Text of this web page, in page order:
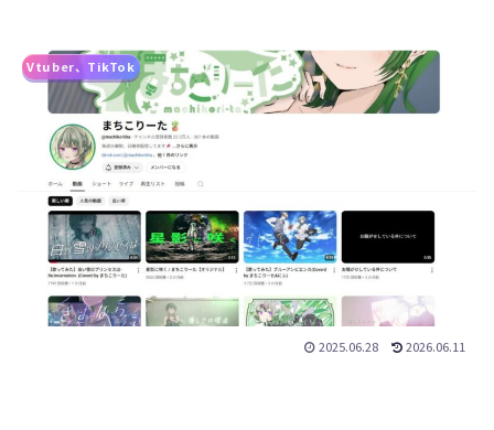
Vtuber、TikTok
2025.06.28 2026.06.11